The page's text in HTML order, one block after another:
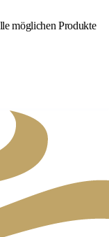
möglichen Produkte